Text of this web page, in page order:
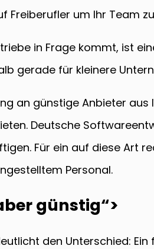
Freiberufler um Ihr Team
in Frage kommt, ist
gerade für kleinere
an günstige Anbieter aus
Deutsche
Für ein auf diese Art
Personal.
günstig“>
den Unterschied: Ein